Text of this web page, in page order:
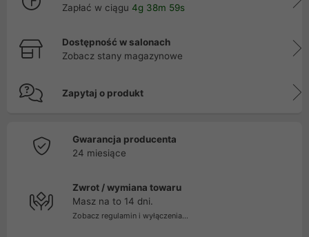
Zapłać w ciągu 4g 38m 58s
Dostępność w salonach
Zobacz stany magazynowe
Zapytaj o produkt
Gwarancja producenta
24 miesiące
Zwrot / wymiana towaru
Masz na to 14 dni.
Zobacz regulamin i wyłączenia...